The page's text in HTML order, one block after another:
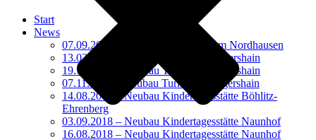
Start
News
07.09.2021 – Humboldt Gymnasium Nordhausen
13.02.2021 – Neubau Turnhalle Belgershain
19.12.2020 – Neubau Turnhalle Belgershain
07.11.2020 – Neubau Turnhalle Belgershain
14.08.2019 – Neubau Kindertagesstätte Böhlitz-
Ehrenberg
03.09.2018 – Neubau Kindertagesstätte Naunhof
16.08.2018 – Neubau Kindertagesstätte Naunhof